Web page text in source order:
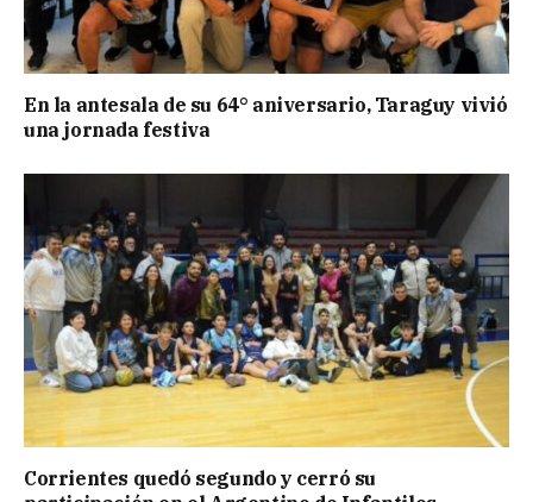
En la antesala de su 64° aniversario, Taraguy vivió
una jornada festiva
Corrientes quedó segundo y cerró su